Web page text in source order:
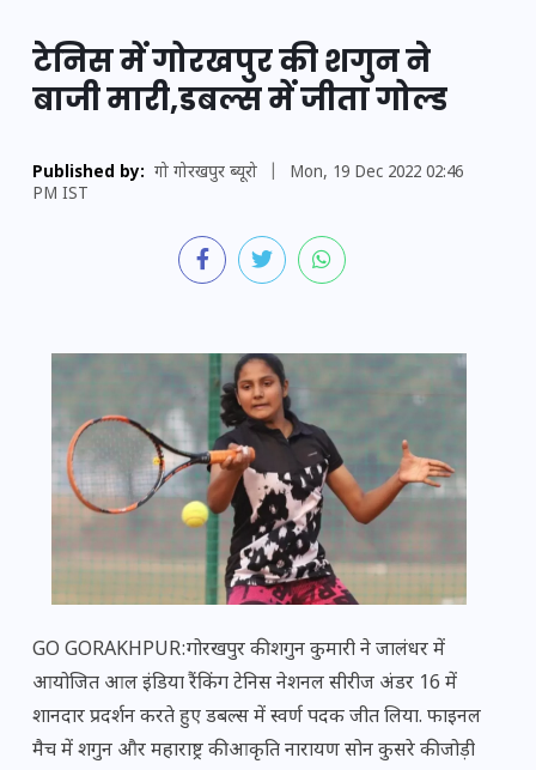
टेनिस में गोरखपुर की शगुन ने
बाजी मारी,डबल्स में जीता गोल्ड
Published by: गो गोरखपुर ब्यूरो
Mon, 19 Dec 2022 02:46
PM IST
GO GORAKHPUR:गोरखपुर की शगुन कुमारी ने जालंधर में
आयोजित आल इंडिया रैंकिंग टेनिस नेशनल सीरीज अंडर 16 में
शानदार प्रदर्शन करते हुए डबल्स में स्वर्ण पदक जीत लिया. फाइनल
मैच में शगुन और महाराष्ट्र की आकृति नारायण सोन कुसरे की जोड़ी